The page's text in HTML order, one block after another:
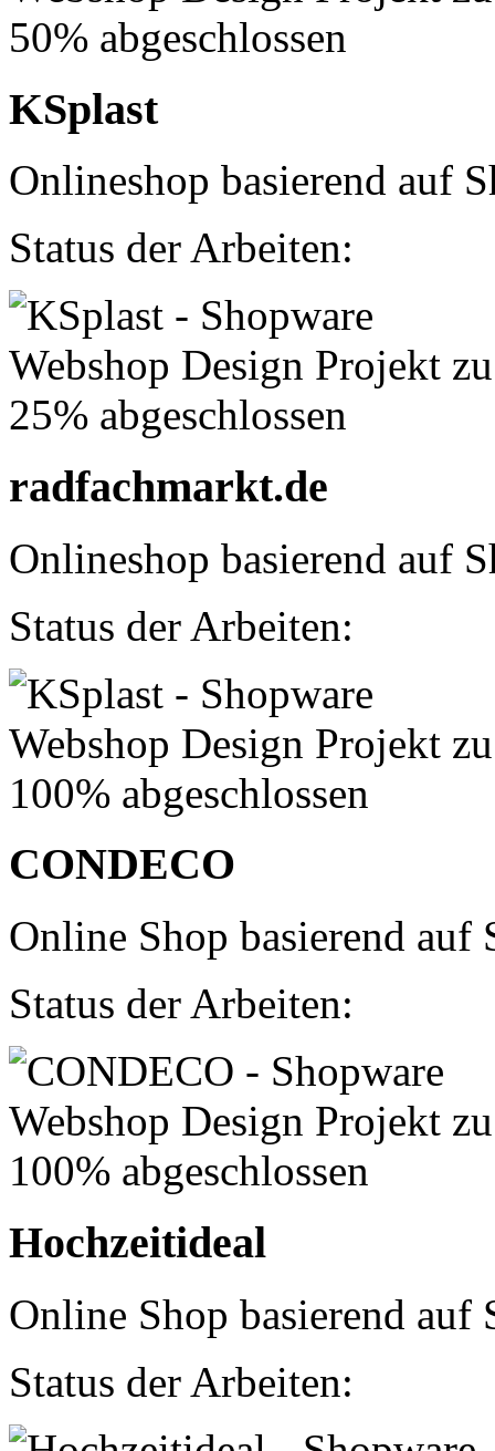
KSplast
Onlineshop basierend auf
Status der Arbeiten:
radfachmarkt.de
Onlineshop basierend auf
Status der Arbeiten:
CONDECO
Online Shop basierend auf
Status der Arbeiten:
Hochzeitideal
Online Shop basierend auf
Status der Arbeiten: